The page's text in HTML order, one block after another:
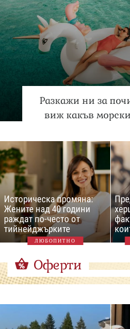
Разкажи ни за
виж какъв
Историческа промяна:
Жените над 40 години
раждат по-често от
тийнейджърките
ЛЮБОПИТНО
Оферти